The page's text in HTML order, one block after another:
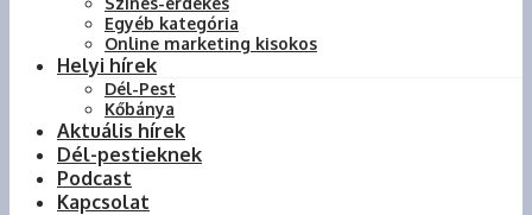
Egyéb kategória
Online marketing kisokos
Helyi hírek
Dél-Pest
Kőbánya
Aktuális hírek
Dél-pestieknek
Podcast
Kapcsolat